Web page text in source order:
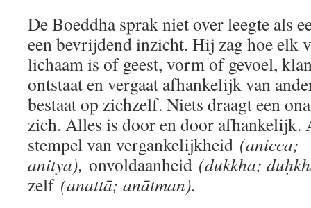
De Boeddha sprak niet over leegte als
een bevrijdend inzicht. Hij zag hoe
lichaam is of geest, vorm of gevoel,
ontstaat en vergaat afhankelijk van
bestaat op zichzelf. Niets draagt een
zich. Alles is door en door afhankelijk.
stempel van vergankelijkheid (anicca;
anitya), onvoldaanheid (dukkha;
zelf (anattā; anātman).